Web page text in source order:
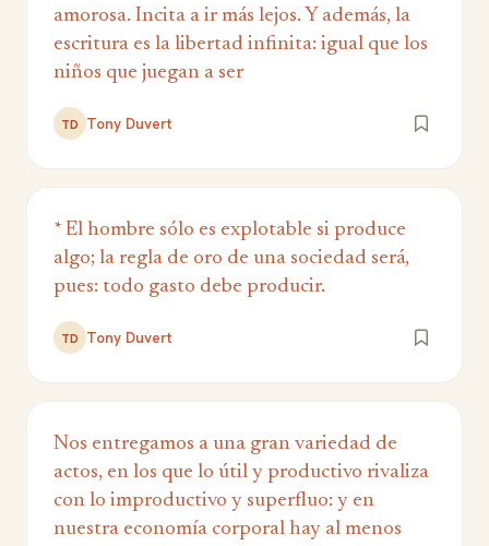
amorosa. Incita a ir más lejos. Y además, la
escritura es la libertad infinita: igual que los
niños que juegan a ser
TD Tony Duvert
* El hombre sólo es explotable si produce
algo; la regla de oro de una sociedad será,
pues: todo gasto debe producir.
TD Tony Duvert
Nos entregamos a una gran variedad de
actos, en los que lo útil y productivo rivaliza
con lo improductivo y superfluo: y en
nuestra economía corporal hay al menos